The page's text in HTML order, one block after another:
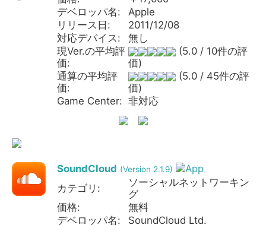
デベロッパ名:
Apple
リリース日:
2011/12/08
対応デバイス:
無し
現Ver.の平均評
価:
(5.0 / 10件の評
価)
通算の平均評
価:
(5.0 / 45件の評
価)
Game Center: 非対応
SoundCloud (Version 2.1.9)
カテゴリ:
ソーシャルネットワーキン
グ
価格:
無料
デベロッパ名:
SoundCloud Ltd.